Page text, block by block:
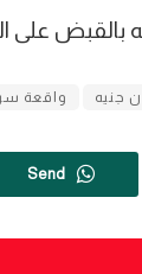
على
جنيه واقعة
Send